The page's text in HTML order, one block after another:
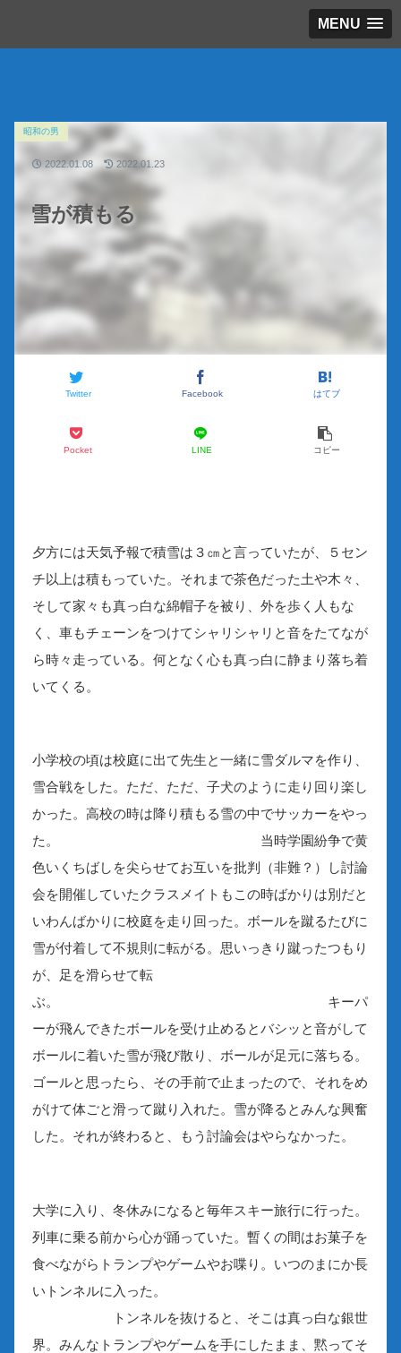
MENU
雪が積もる
昭和の男
Twitter Facebook はてブ
Pocket LINE コピー
2022.01.08 2022.01.23
夕方には天気予報で積雪は３㎝と言っていたが、５セン
チ以上は積もっていた。それまで茶色だった土や木々、
そして家々も真っ白な綿帽子を被り、外を歩く人もな
く、車もチェーンをつけてシャリシャリと音をたてなが
ら時々走っている。何となく心も真っ白に静まり落ち着
いてくる。
小学校の頃は校庭に出て先生と一緒に雪ダルマを作り、
雪合戦をした。ただ、ただ、子犬のように走り回り楽し
かった。高校の時は降り積もる雪の中でサッカーをやっ
た。 当時学園紛争で黄
色いくちばしを尖らせてお互いを批判（非難？）し討論
会を開催していたクラスメイトもこの時ばかりは別だと
いわんばかりに校庭を走り回った。ボールを蹴るたびに
雪が付着して不規則に転がる。思いっきり蹴ったつもり
が、足を滑らせて転
ぶ。 キーパ
ーが飛んできたボールを受け止めるとバシッと音がして
ボールに着いた雪が飛び散り、ボールが足元に落ちる。
ゴールと思ったら、その手前で止まったので、それをめ
がけて体ごと滑って蹴り入れた。雪が降るとみんな興奮
した。それが終わると、もう討論会はやらなかった。
大学に入り、冬休みになると毎年スキー旅行に行った。
列車に乗る前から心が踊っていた。暫くの間はお菓子を
食べながらトランプやゲームやお喋り。いつのまにか長
いトンネルに入った。
トンネルを抜けると、そこは真っ白な銀世
界。みんなトランプやゲームを手にしたまま、黙ってそ